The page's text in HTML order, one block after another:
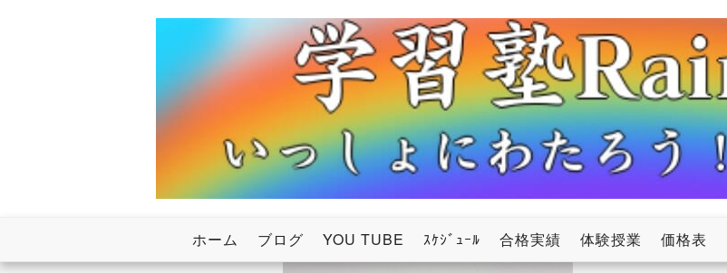
学習塾RainBow
ホーム ブログ YOU TUBE ｽｹｼﾞｭｰﾙ 合格実績 体験授業 価格表